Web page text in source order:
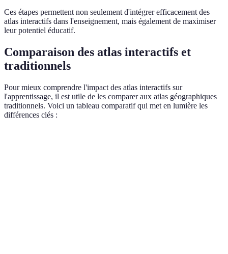
Ces étapes permettent non seulement d'intégrer efficacement des
atlas interactifs dans l'enseignement, mais également de maximiser
leur potentiel éducatif.
Comparaison des atlas interactifs et
traditionnels
Pour mieux comprendre l'impact des atlas interactifs sur
l'apprentissage, il est utile de les comparer aux atlas géographiques
traditionnels. Voici un tableau comparatif qui met en lumière les
différences clés :